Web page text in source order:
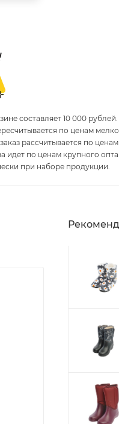
составляет 10 000 рублей.
по ценам
рассчитывается по ценам
идет по ценам крупного опта.
при наборе продукции.